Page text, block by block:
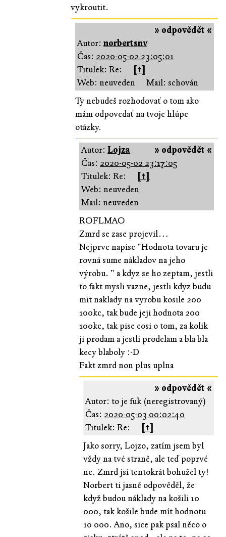
vykroutit.
» odpovědět «
Autor:norbertsnv
Čas: 2020-05-02 23:05:01
Titulek: Re:
[↑]
Web: neuveden
Mail: schován
Ty nebudeš rozhodovať o tom ako
mám odpovedať na tvoje hlúpe
otázky.
» odpovědět «
Autor:Lojza
Čas: 2020-05-02 23:17:05
Titulek: Re:
[↑]
Web: neuveden
Mail: neuveden
ROFLMAO
Zmrd se zase projevil…
Nejprve napise "Hodnota tovaru je
rovná sume nákladov na jeho
výrobu. " a kdyz se ho zeptam, jestli
to fakt mysli vazne, jestli kdyz budu
mit naklady na vyrobu kosile 200
100kc, tak bude jeji hodnota 200
100kc, tak pise cosi o tom, za kolik
ji prodam a jestli prodelam a bla bla
kecy blaboly :-D
Fakt zmrd non plus uplna
» odpovědět «
Autor: to je fuk (neregistrovaný)
Čas: 2020-05-03 00:02:40
Titulek: Re:
[↑]
Jako sorry, Lojzo, zatím jsem byl
vždy na tvé straně, ale teď poprvé
ne. Zmrd jsi tentokrát bohužel ty!
Norbert ti jasně odpověděl, že
když budou náklady na košili 10
000, tak košile bude mít hodnotu
10 000. Ano, sice pak psal něco o